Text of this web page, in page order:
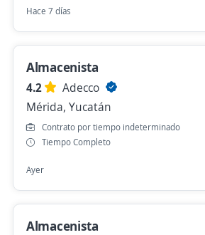
Hace 21 horas
Mozo chofer
Particular
Mérida, Yucatán
Hace 21 horas
Auxiliar de almacén para Cedis
farmacéutico
Hace 7 días
Almacenista
4.2
Adecco
Mérida, Yucatán
Contrato por tiempo indeterminado
Tiempo Completo
Ayer
Almacenista